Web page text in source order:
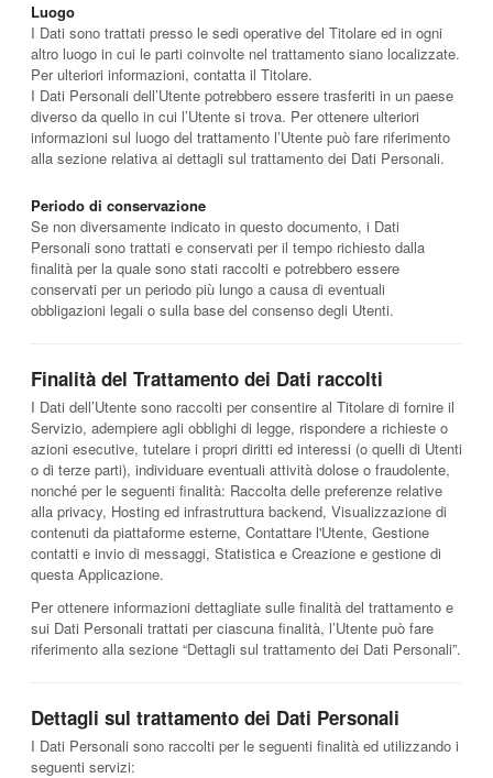
Luogo
I Dati sono trattati presso le sedi operative del Titolare ed in ogni
altro luogo in cui le parti coinvolte nel trattamento siano localizzate.
Per ulteriori informazioni, contatta il Titolare.
I Dati Personali dell’Utente potrebbero essere trasferiti in un paese
diverso da quello in cui l’Utente si trova. Per ottenere ulteriori
informazioni sul luogo del trattamento l’Utente può fare riferimento
alla sezione relativa ai dettagli sul trattamento dei Dati Personali.
Periodo di conservazione
Se non diversamente indicato in questo documento, i Dati
Personali sono trattati e conservati per il tempo richiesto dalla
finalità per la quale sono stati raccolti e potrebbero essere
conservati per un periodo più lungo a causa di eventuali
obbligazioni legali o sulla base del consenso degli Utenti.
Finalità del Trattamento dei Dati raccolti
I Dati dell’Utente sono raccolti per consentire al Titolare di fornire il
Servizio, adempiere agli obblighi di legge, rispondere a richieste o
azioni esecutive, tutelare i propri diritti ed interessi (o quelli di Utenti
o di terze parti), individuare eventuali attività dolose o fraudolente,
nonché per le seguenti finalità: Raccolta delle preferenze relative
alla privacy, Hosting ed infrastruttura backend, Visualizzazione di
contenuti da piattaforme esterne, Contattare l'Utente, Gestione
contatti e invio di messaggi, Statistica e Creazione e gestione di
questa Applicazione.
Per ottenere informazioni dettagliate sulle finalità del trattamento e
sui Dati Personali trattati per ciascuna finalità, l’Utente può fare
riferimento alla sezione “Dettagli sul trattamento dei Dati Personali”.
Dettagli sul trattamento dei Dati Personali
I Dati Personali sono raccolti per le seguenti finalità ed utilizzando i
seguenti servizi: